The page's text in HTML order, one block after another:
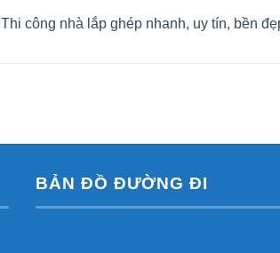
Thi công nhà lắp ghép nhanh, uy tín, bền
BẢN ĐỒ ĐƯỜNG ĐI